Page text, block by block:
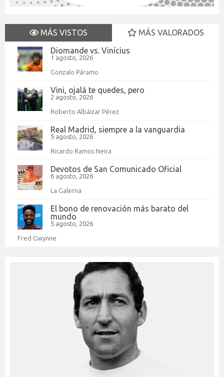
MÁS VISTOS
MÁS VALORADOS
Diomande vs. Vinícius
1 agosto, 2026
Gonzalo Páramo
Vini, ojalá te quedes, pero
2 agosto, 2026
Roberto Albáizar Pérez
Real Madrid, siempre a la vanguardia
5 agosto, 2026
Ricardo Ramos Neira
Devotos de San Comunicado Oficial
6 agosto, 2026
La Galerna
El bono de renovación más barato del
mundo
5 agosto, 2026
Fred Gwynne